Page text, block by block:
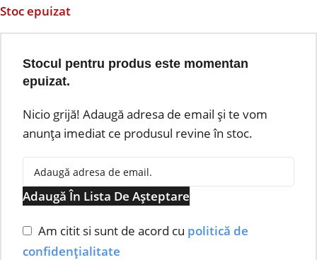
Stoc epuizat
Stocul pentru produs este momentan
epuizat.
Nicio grijă! Adaugă adresa de email și te vom
anunța imediat ce produsul revine în stoc.
Adaugă În Lista De Așteptare
Am citit si sunt de acord cu politică de
confidențialitate